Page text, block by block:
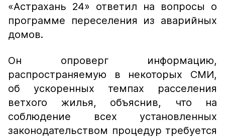
«Астрахань 24» ответил на вопросы о
программе переселения из аварийных
домов.
Он опроверг информацию,
распространяемую в некоторых СМИ,
об ускоренных темпах расселения
ветхого жилья, объяснив, что на
соблюдение всех установленных
законодательством процедур требуется